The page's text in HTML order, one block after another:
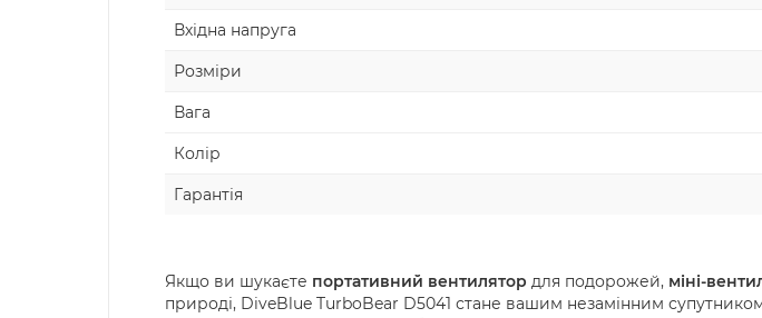
Вхідна напруга
Розміри
Вага
Колір
Гарантія
Якщо ви шукаєте портативний вентилятор для подорожей, міні-
природі, DiveBlue TurboBear D5041 стане вашим незамінним